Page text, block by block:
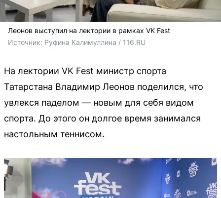
Леонов выступил на лектории в рамках VK Fest
Источник: Руфина Калимуллина / 116.RU
На лектории VK Fest министр спорта
Татарстана Владимир Леонов поделился, что
увлекся паделом — новым для себя видом
спорта. До этого он долгое время занимался
настольным теннисом.